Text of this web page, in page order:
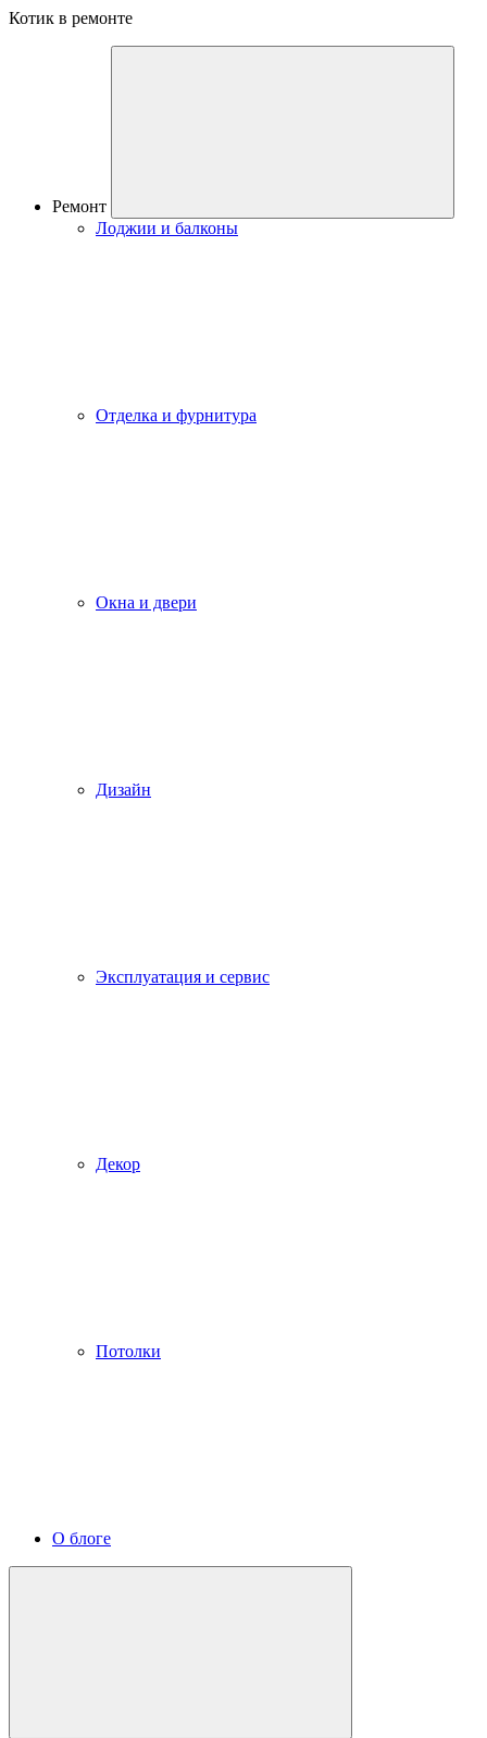
Котик в ремонте
Ремонт
Лоджии и балконы
Отделка и фурнитура
Окна и двери
Дизайн
Эксплуатация и сервис
Декор
Потолки
О блоге